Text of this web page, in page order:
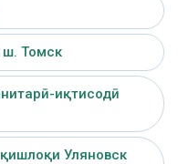
ш. Томск
иқтисодӣ
Уляновск